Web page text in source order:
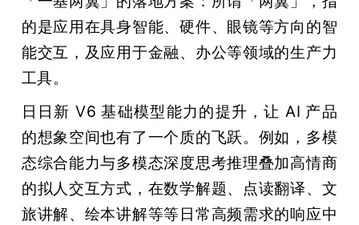
的是应用在具身智能、硬件、眼镜等方向的智
能交互，及应用于金融、办公等领域的生产力
工具。
日日新 V6 基础模型能力的提升，让 AI 产品
的想象空间也有了一个质的飞跃。例如，多模
态综合能力与多模态深度思考推理叠加高情商
的拟人交互方式，在数学解题、点读翻译、文
旅讲解、绘本讲解等等日常高频需求的响应中